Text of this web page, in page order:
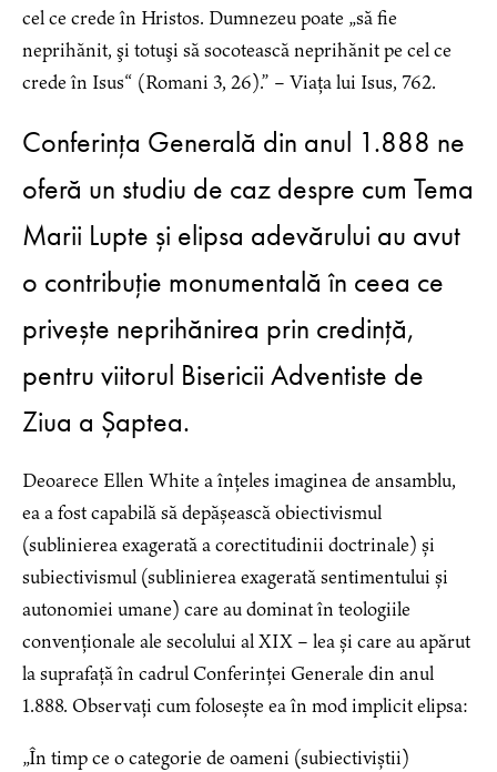
cel ce crede în Hristos. Dumnezeu poate „să fie
neprihănit, şi totuşi să socotească neprihănit pe cel ce
crede în Isus“ (Romani 3, 26).” – Viața lui Isus, 762.
Conferința Generală din anul 1.888 ne
oferă un studiu de caz despre cum Tema
Marii Lupte și elipsa adevărului au avut
o contribuție monumentală în ceea ce
privește neprihănirea prin credință,
pentru viitorul Bisericii Adventiste de
Ziua a Șaptea.
Deoarece Ellen White a înțeles imaginea de ansamblu,
ea a fost capabilă să depășească obiectivismul
(sublinierea exagerată a corectitudinii doctrinale) și
subiectivismul (sublinierea exagerată sentimentului și
autonomiei umane) care au dominat în teologiile
convenționale ale secolului al XIX – lea și care au apărut
la suprafață în cadrul Conferinței Generale din anul
1.888. Observați cum folosește ea în mod implicit elipsa:
„În timp ce o categorie de oameni (subiectiviștii)